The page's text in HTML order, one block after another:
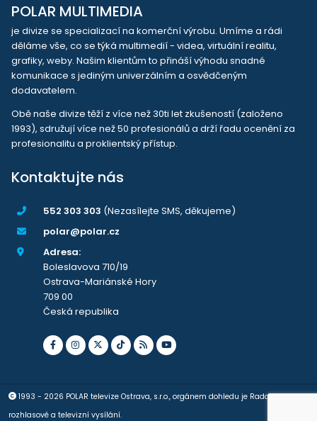
POLAR MULTIMEDIA
je divize se specializací na komerční výrobu. Umíme a rádi
děláme vše, co se týká multimedií - videa, virtuální realitu,
grafiky, weby. Našim klientům to přináší výhodu snadné
komunikace s jediným univerzálním a osvědčeným
dodavatelem.
Obě naše divize těží z více než 30ti let zkušeností (založeno
1993), sdružují více než 50 profesionálů a drží řadu ocenění za
profesionalitu a proklientský přístup.
Kontaktujte nás
552 303 303 (Nezasílejte SMS, děkujeme)
polar@polar.cz
Adresa:
Boleslavova 710/19
Ostrava-Mariánské Hory
709 00
Česká republika
1993 - 2026 POLAR televize Ostrava, s.r.o., orgánem dohledu je Rada pro
rozhlasové a televizní vysílání.